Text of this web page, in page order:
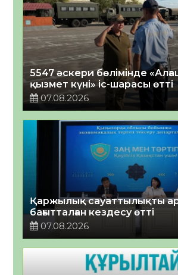
5547 әскери бөлімінде
қызмет күні» іс-шарасы өтті
07.08.2026
Қаржылық сауаттылықты
бағытталған кездесу өтті
07.08.2026